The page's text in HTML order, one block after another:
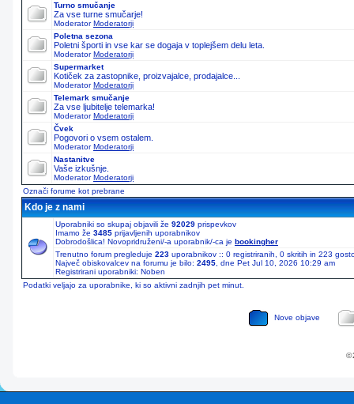
Turno smučanje
Za vse turne smučarje!
ModeratorModeratorji
Poletna sezona
Poletni športi in vse kar se dogaja v toplejšem delu leta.
ModeratorModeratorji
Supermarket
Kotiček za zastopnike, proizvajalce, prodajalce...
ModeratorModeratorji
Telemark smučanje
Za vse ljubitelje telemarka!
ModeratorModeratorji
Čvek
Pogovori o vsem ostalem.
ModeratorModeratorji
Nastanitve
Vaše izkušnje.
ModeratorModeratorji
Označi forume kot prebrane
Kdo je z nami
Uporabniki so skupaj objavili že 92029 prispevkov
Imamo že 3485 prijavljenih uporabnikov
Dobrodošlica! Novopridruženi/-a uporabnik/-ca je bookingher
Trenutno forum pregleduje 223 uporabnikov :: 0 registriranih, 0 skritih in 223
Največ obiskovalcev na forumu je bilo: 2495 , dne Pet Jul 10, 2026 10:29 am
Registrirani uporabniki: Noben
Podatki veljajo za uporabnike, ki so aktivni zadnjih pet minut.
Nove objave
©